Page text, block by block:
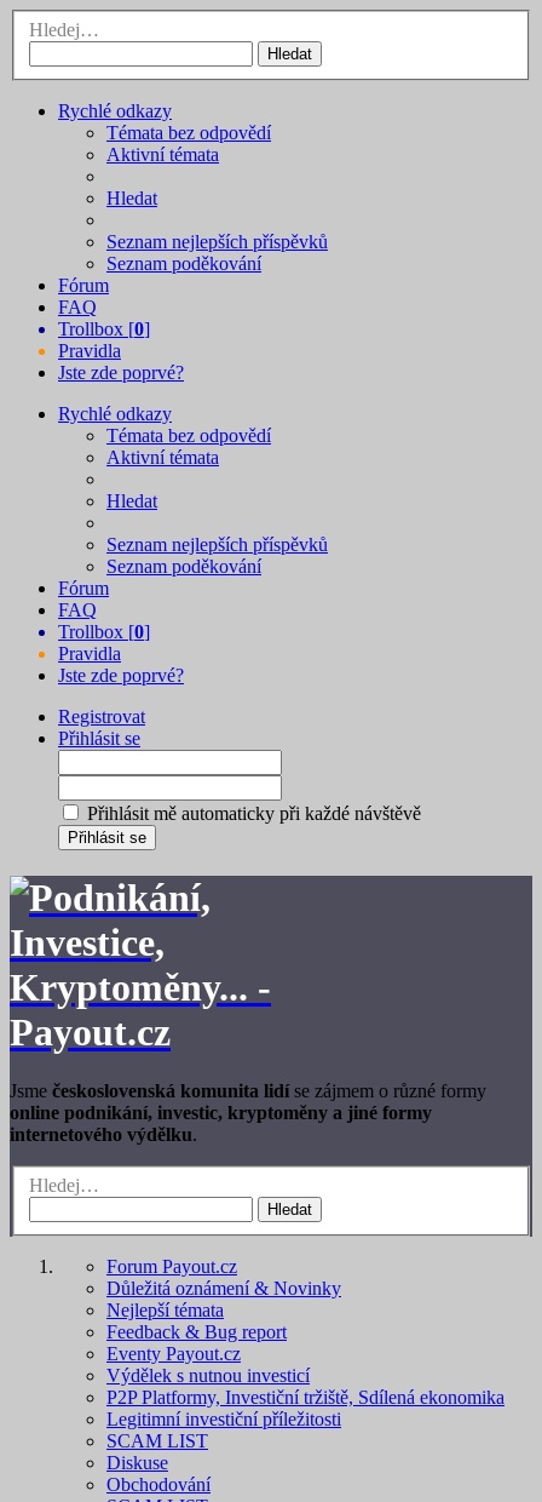
Hledej…
Hledat
Rychlé odkazy
Témata bez odpovědí
Aktivní témata
Hledat
Seznam nejlepších příspěvků
Seznam poděkování
Fórum
FAQ
Trollbox [0]
Pravidla
Jste zde poprvé?
Rychlé odkazy
Témata bez odpovědí
Aktivní témata
Hledat
Seznam nejlepších příspěvků
Seznam poděkování
Fórum
FAQ
Trollbox [0]
Pravidla
Jste zde poprvé?
Registrovat
Přihlásit se
Přihlásit mě automaticky při každé návštěvě
Jsme československá komunita lidíse zájmem o různé formy
online podnikání, investic, kryptoměny a jiné formy
internetového výdělku.
Hledej…
Hledat
Forum Payout.cz
Důležitá oznámení & Novinky
Nejlepší témata
Feedback & Bug report
Eventy Payout.cz
Výdělek s nutnou investicí
P2P Platformy, Investiční tržiště, Sdílená ekonomika
Legitimní investiční příležitosti
SCAM LIST
Diskuse
Obchodování